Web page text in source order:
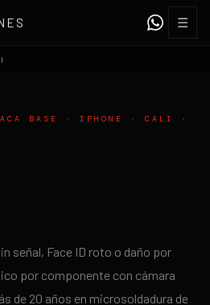
☰
BASE · IPHONE · CALI ·
señal, Face ID roto o daño por
por componente con cámara
de 20 años en microsoldadura de